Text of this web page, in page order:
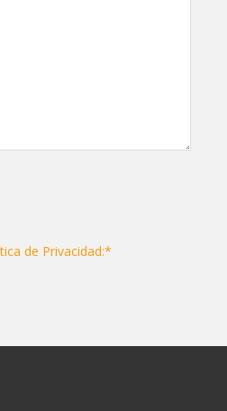
de Privacidad:*